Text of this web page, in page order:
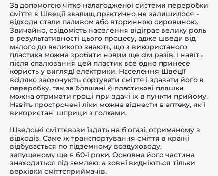
За допомогою чітко налагодженої системи переробки
сміття в Швеції звалищ практично не залишилося -
відходи стали паливом або вторинною сировиною.
Звичайно, свідомість населення відіграє велику роль
в результативності цього процесу, адже шведи від
малого до великого знають, що з використаного
пластика можна зробити новий ще сім разів. І навіть
після спалювання цей пластик все одно принесе
користь у вигляді електрики. Населення Швеції
всіляко заохочують сортувати сміття і здавати його в
переробку, так за бляшані й пластикові пляшки
можна отримати гроші при здачі їх в пункти прийому.
Навіть прострочені ліки можна віднести в аптеку, як і
використані шприци з голками.
Шведські сміттєвози їздять на біогазі, отриманому з
відходів. Саме ж транспортування сміття в країні
відбувається по підземному воздуховоду,
запущеному ще в 60-і роки. Основна його частина
знаходиться під землею, а зовні видніються тільки
верхівки сміттєприймачів.